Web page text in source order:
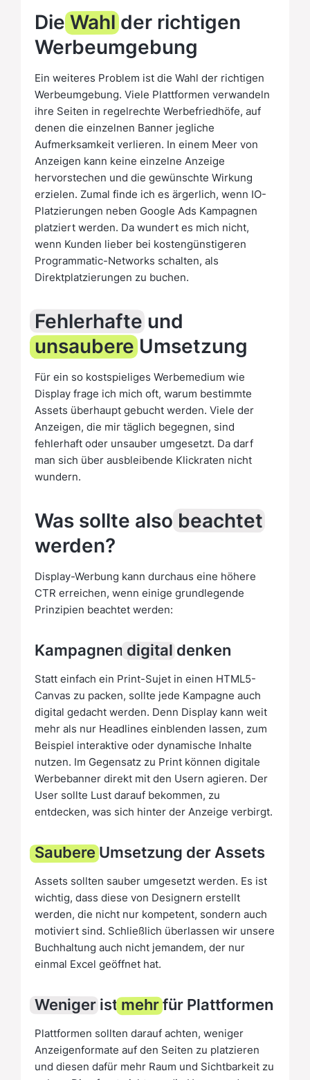
DieWahlder richtigen
Werbeumgebung
Ein weiteres Problem ist die Wahl der richtigen
Werbeumgebung. Viele Plattformen verwandeln
ihre Seiten in regelrechte Werbefriedhöfe, auf
denen die einzelnen Banner jegliche
Aufmerksamkeit verlieren. In einem Meer von
Anzeigen kann keine einzelne Anzeige
hervorstechen und die gewünschte Wirkung
erzielen. Zumal finde ich es ärgerlich, wenn IO-
Platzierungen neben Google Ads Kampagnen
platziert werden. Da wundert es mich nicht,
wenn Kunden lieber bei kostengünstigeren
Programmatic-Networks schalten, als
Direktplatzierungen zu buchen.
Fehlerhafte und
unsaubereUmsetzung
Für ein so kostspieliges Werbemedium wie
Display frage ich mich oft, warum bestimmte
Assets überhaupt gebucht werden. Viele der
Anzeigen, die mir täglich begegnen, sind
fehlerhaft oder unsauber umgesetzt. Da darf
man sich über ausbleibende Klickraten nicht
wundern.
Was sollte also beachtet
werden?
Display-Werbung kann durchaus eine höhere
CTR erreichen, wenn einige grundlegende
Prinzipien beachtet werden:
Kampagnen digital denken
Statt einfach ein Print-Sujet in einen HTML5-
Canvas zu packen, sollte jede Kampagne auch
digital gedacht werden. Denn Display kann weit
mehr als nur Headlines einblenden lassen, zum
Beispiel interaktive oder dynamische Inhalte
nutzen. Im Gegensatz zu Print können digitale
Werbebanner direkt mit den Usern agieren. Der
User sollte Lust darauf bekommen, zu
entdecken, was sich hinter der Anzeige verbirgt.
SaubereUmsetzung der Assets
Assets sollten sauber umgesetzt werden. Es ist
wichtig, dass diese von Designern erstellt
werden, die nicht nur kompetent, sondern auch
motiviert sind. Schließlich überlassen wir unsere
Buchhaltung auch nicht jemandem, der nur
einmal Excel geöffnet hat.
Wenigeristmehrfür Plattformen
Plattformen sollten darauf achten, weniger
Anzeigenformate auf den Seiten zu platzieren
und diesen dafür mehr Raum und Sichtbarkeit zu